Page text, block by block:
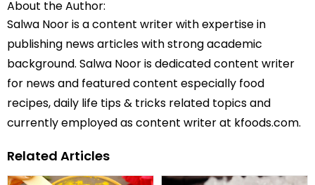
About the Author:
Salwa Noor is a content writer with expertise in
publishing news articles with strong academic
background. Salwa Noor is dedicated content writer
for news and featured content especially food
recipes, daily life tips & tricks related topics and
currently employed as content writer at kfoods.com.
Related Articles